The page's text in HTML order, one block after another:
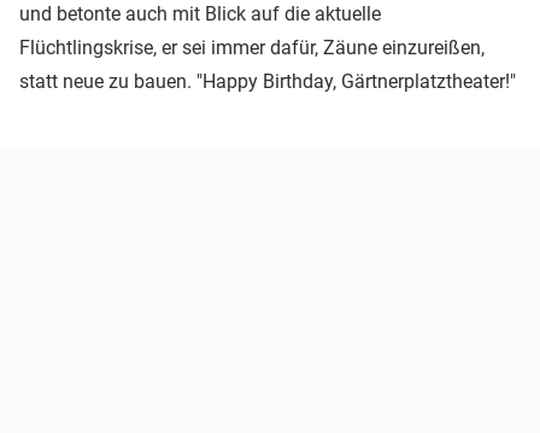
und betonte auch mit Blick auf die aktuelle
Flüchtlingskrise, er sei immer dafür, Zäune einzureißen,
statt neue zu bauen. "Happy Birthday, Gärtnerplatztheater!"